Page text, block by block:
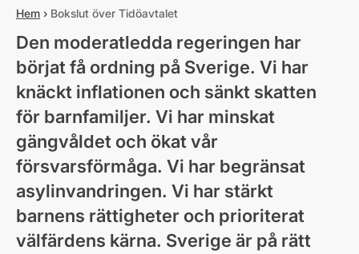
Hem › Bokslut över Tidöavtalet
Den moderatledda regeringen har
börjat få ordning på Sverige. Vi har
knäckt inflationen och sänkt skatten
för barnfamiljer. Vi har minskat
gängvåldet och ökat vår
försvarsförmåga. Vi har begränsat
asylinvandringen. Vi har stärkt
barnens rättigheter och prioriterat
välfärdens kärna. Sverige är på rätt